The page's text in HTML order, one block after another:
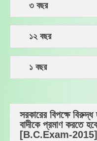
৩ বছর
১২ বছর
১ বছর
সরকারের বিপক্ষে
বাদীকে প্রমাণ করতে
[B.C.Exam-2015]